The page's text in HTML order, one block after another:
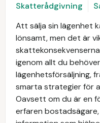
Skatterådgivning
Att sälja sin lägenhet
lönsamt, men det är
igenom allt du
lägenhetsförsäljning,
smarta strategier för
Oavsett om du är en
erfaren